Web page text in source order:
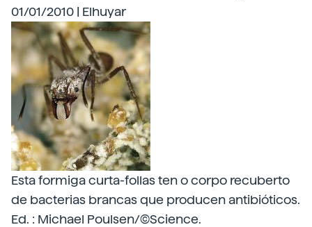
01/01/2010 | Elhuyar
Esta formiga curta-follas ten o corpo recuberto
de bacterias brancas que producen antibióticos.
Ed. : Michael Poulsen/©Science.